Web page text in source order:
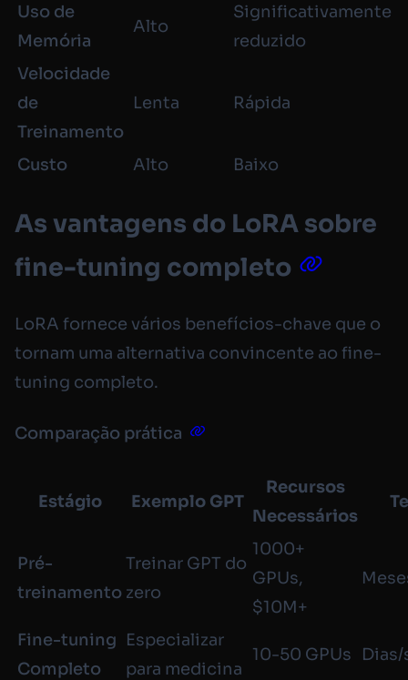
Uso de
Memória
Alto
Significativamente
reduzido
Velocidade
de
Treinamento
Lenta Rápida
Custo Alto Baixo
As vantagens do LoRA sobre
fine-tuning completo
LoRA fornece vários benefícios-chave que o
tornam uma alternativa convincente ao fine-
tuning completo.
Comparação prática
Estágio Exemplo GPT
Recursos
Necessários
Pré-
treinamento
Treinar GPT do
zero
1000+
GPUs,
$10M+
Fine-tuning
Completo
Especializar
para medicina
10-50 GPUs